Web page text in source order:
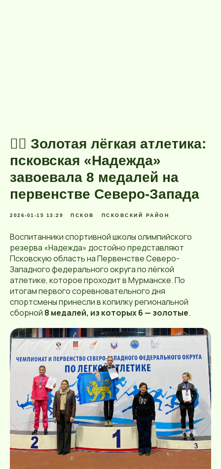
🏃‍♂️ Золотая лёгкая атлетика:
псковская «Надежда»
завоевала 8 медалей на
первенстве Северо-Запада
2026-01-15 13:29 ПСКОВ ПСКОВСКИЙ РАЙОН
Воспитанники спортивной школы олимпийского
резерва «Надежда» достойно представляют
Псковскую область на Первенстве Северо-
Западного федерального округа по лёгкой
атлетике, которое проходит в Мурманске. По
итогам первого соревновательного дня
спортсмены принесли в копилку региональной
сборной 8 медалей, из которых 6 — золотые.